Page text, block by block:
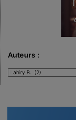
Auteurs :
Auteurs
: